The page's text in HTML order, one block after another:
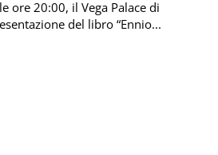
ore 20:00, il Vega Palace di
del libro “Ennio...